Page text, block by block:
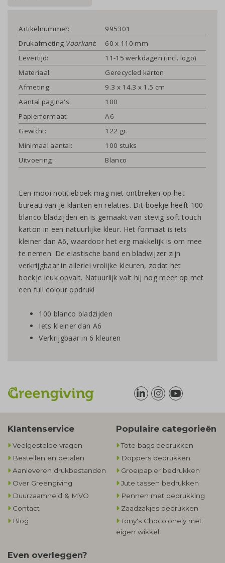
Artikelnummer:
995301
Drukafmeting Voorkant:
60 x 110 mm
Levertijd:
11-15 werkdagen (incl. logo)
Materiaal:
Gerecycled karton
Afmeting:
9.3 x 14.3 x 1.5 cm
Aantal pagina's:
100
Papierformaat:
A6
Gewicht:
122 gr.
Minimaal aantal:
100 stuks
Uitvoering:
Blanco
Een mooi notitieboek mag niet ontbreken op het
bureau van je klanten en relaties. Dit boekje heeft 100
blanco bladzijden en is gemaakt van stevig soft touch
karton in een natuurlijke kleur. Het formaat is iets
kleiner dan A6, waardoor het erg makkelijk is om mee
te nemen. De elastische band en bladwijzer zijn
verkrijgbaar in allerlei vrolijke kleuren, zodat het
boekje leuk opvalt. Natuurlijk valt hij nog meer op met
een full colour opdruk!
100 blanco bladzijden
Iets kleiner dan A6
Verkrijgbaar in 6 kleuren
Klantenservice
Veelgestelde vragen
Bestellen en betalen
Aanleveren drukbestanden
Over Greengiving
Duurzaamheid & MVO
Contact
Blog
Populaire categorieën
Tote bags bedrukken
Doppers bedrukken
Groeipapier bedrukken
Jute tassen bedrukken
Pennen met bedrukking
Zaadzakjes bedrukken
Tony's Chocolonely met
eigen wikkel
Even overleggen?